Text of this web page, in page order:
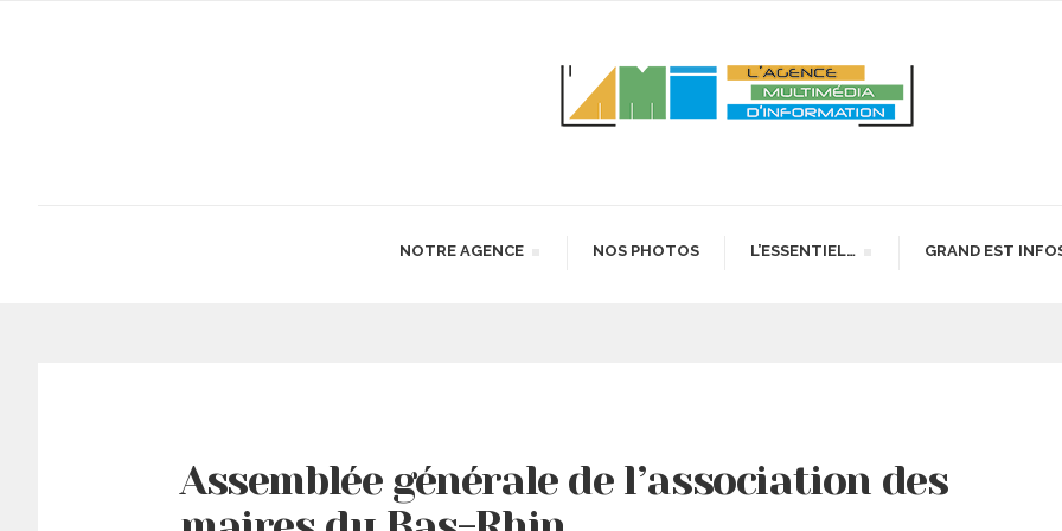
NOTRE AGENCE NOS PHOTOS L’ESSENTIEL… GRAND EST
Assemblée générale de l’association des